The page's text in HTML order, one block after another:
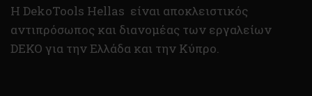
H DekoTools Hellas είναι αποκλειστικός
αντιπρόσωπος και διανομέας των εργαλείων
DEKO για την Ελλάδα και την Κύπρο.